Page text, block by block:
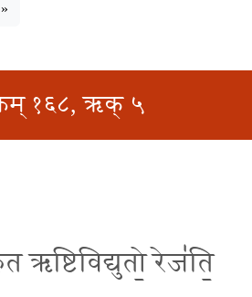
१६८, ऋक् ५
ऋष्टिविद्युतो॒ रेज॑ति॒